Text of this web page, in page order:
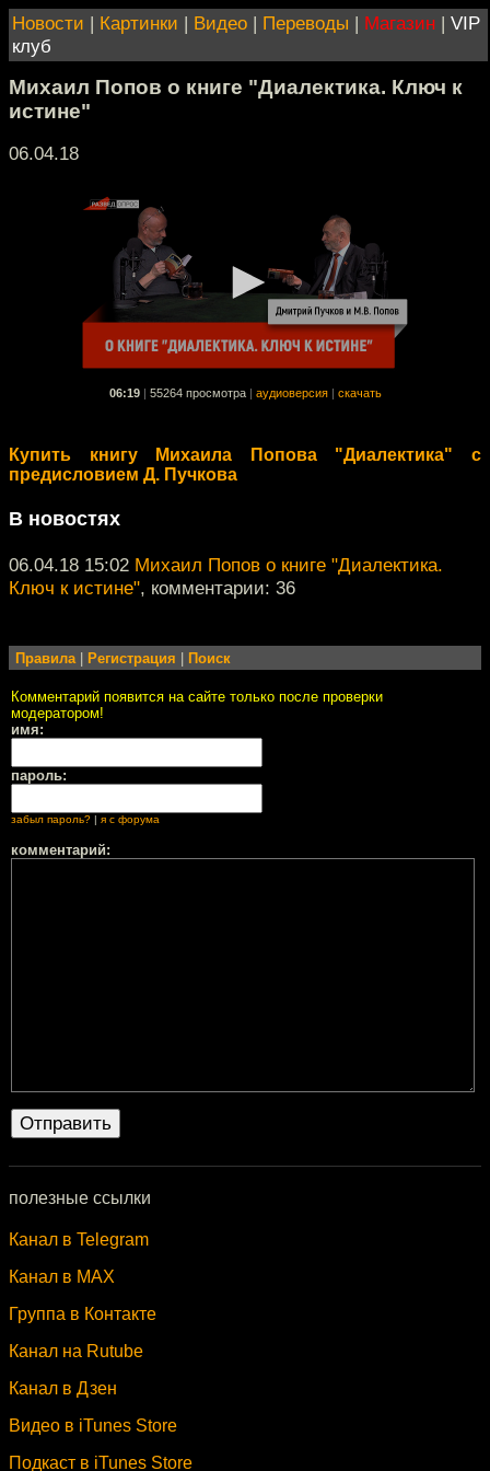
Новости | Картинки | Видео | Переводы | Магазин | VIP
клуб
Михаил Попов о книге "Диалектика. Ключ к
истине"
06.04.18
06:19 55264 просмотра аудиоверсия скачать
Купить книгу Михаила Попова "Диалектика" с
предисловием Д. Пучкова
В новостях
06.04.18 15:02 Михаил Попов о книге "Диалектика.
Ключ к истине", комментарии: 36
Правила| Регистрация Поиск
Комментарий появится на сайте только после проверки
модератором!
имя:
пароль:
забыл пароль? я с форума
комментарий:
полезные ссылки
Канал в Telegram
Канал в MAX
Группа в Контакте
Канал на Rutube
Канал в Дзен
Видео в iTunes Store
Подкаст в iTunes Store